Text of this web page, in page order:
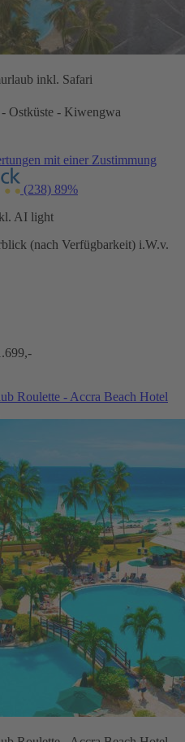
inkl. Safari
Ostküste - Kiwengwa
mit einer Zustimmung
(238) 89%
AI light
(nach Verfügbarkeit) i.W.v.
Roulette - Accra Beach Hotel